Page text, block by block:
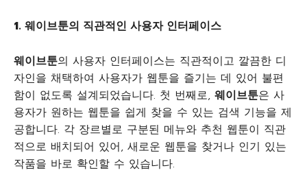
1. 웨이브툰의 직관적인 사용자 인터페이스
웨이브툰의 사용자 인터페이스는 직관적이고 깔끔한 디
자인을 채택하여 사용자가 웹툰을 즐기는 데 있어 불편
함이 없도록 설계되었습니다. 첫 번째로, 웨이브툰은 사
용자가 원하는 웹툰을 쉽게 찾을 수 있는 검색 기능을 제
공합니다. 각 장르별로 구분된 메뉴와 추천 웹툰이 직관
적으로 배치되어 있어, 새로운 웹툰을 찾거나 인기 있는
작품을 바로 확인할 수 있습니다.